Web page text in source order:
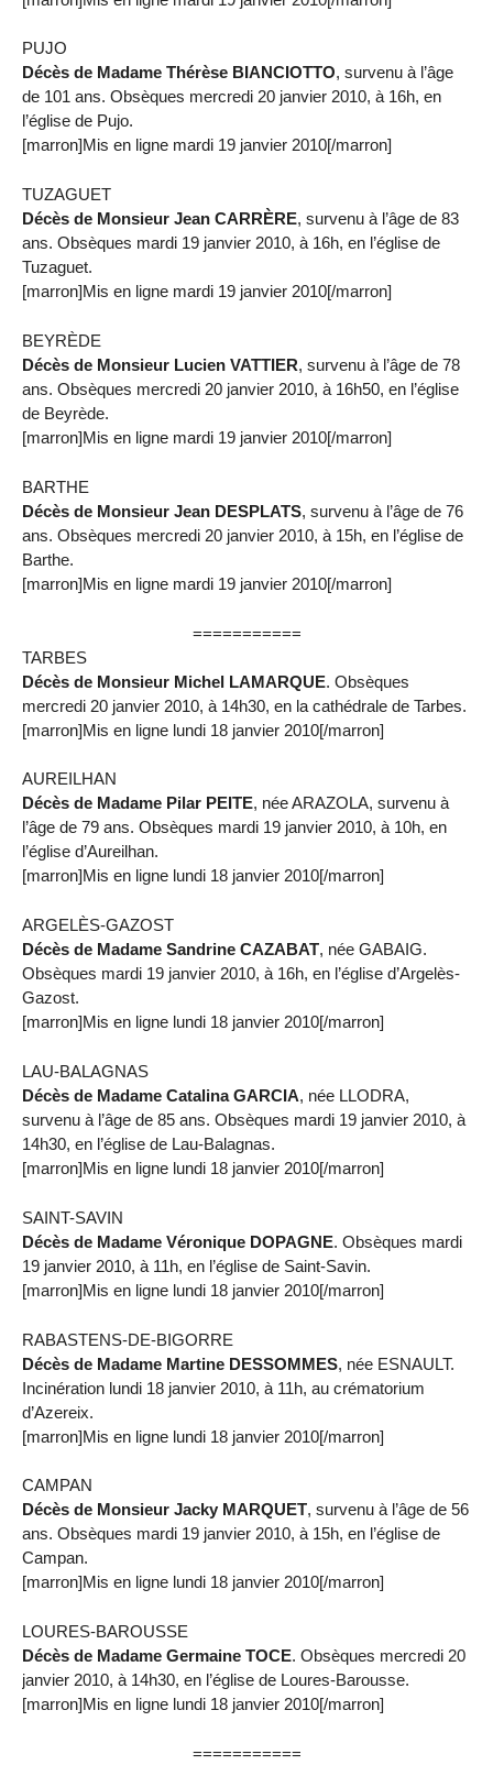
PUJO
Décès de Madame Thérèse BIANCIOTTO, survenu à l’âge
de 101 ans. Obsèques mercredi 20 janvier 2010, à 16h, en
l’église de Pujo.
[marron]Mis en ligne mardi 19 janvier 2010[/marron]
TUZAGUET
Décès de Monsieur Jean CARRÈRE, survenu à l’âge de 83
ans. Obsèques mardi 19 janvier 2010, à 16h, en l’église de
Tuzaguet.
[marron]Mis en ligne mardi 19 janvier 2010[/marron]
BEYRÈDE
Décès de Monsieur Lucien VATTIER, survenu à l’âge de 78
ans. Obsèques mercredi 20 janvier 2010, à 16h50, en l’église
de Beyrède.
[marron]Mis en ligne mardi 19 janvier 2010[/marron]
BARTHE
Décès de Monsieur Jean DESPLATS, survenu à l’âge de 76
ans. Obsèques mercredi 20 janvier 2010, à 15h, en l’église de
Barthe.
[marron]Mis en ligne mardi 19 janvier 2010[/marron]
===========
TARBES
Décès de Monsieur Michel LAMARQUE. Obsèques
mercredi 20 janvier 2010, à 14h30, en la cathédrale de Tarbes.
[marron]Mis en ligne lundi 18 janvier 2010[/marron]
AUREILHAN
Décès de Madame Pilar PEITE, née ARAZOLA, survenu à
l’âge de 79 ans. Obsèques mardi 19 janvier 2010, à 10h, en
l’église d’Aureilhan.
[marron]Mis en ligne lundi 18 janvier 2010[/marron]
ARGELÈS-GAZOST
Décès de Madame Sandrine CAZABAT, née GABAIG.
Obsèques mardi 19 janvier 2010, à 16h, en l’église d’Argelès-
Gazost.
[marron]Mis en ligne lundi 18 janvier 2010[/marron]
LAU-BALAGNAS
Décès de Madame Catalina GARCIA, née LLODRA,
survenu à l’âge de 85 ans. Obsèques mardi 19 janvier 2010, à
14h30, en l’église de Lau-Balagnas.
[marron]Mis en ligne lundi 18 janvier 2010[/marron]
SAINT-SAVIN
Décès de Madame Véronique DOPAGNE. Obsèques mardi
19 janvier 2010, à 11h, en l’église de Saint-Savin.
[marron]Mis en ligne lundi 18 janvier 2010[/marron]
RABASTENS-DE-BIGORRE
Décès de Madame Martine DESSOMMES, née ESNAULT.
Incinération lundi 18 janvier 2010, à 11h, au crématorium
d’Azereix.
[marron]Mis en ligne lundi 18 janvier 2010[/marron]
CAMPAN
Décès de Monsieur Jacky MARQUET, survenu à l’âge de 56
ans. Obsèques mardi 19 janvier 2010, à 15h, en l’église de
Campan.
[marron]Mis en ligne lundi 18 janvier 2010[/marron]
LOURES-BAROUSSE
Décès de Madame Germaine TOCE. Obsèques mercredi 20
janvier 2010, à 14h30, en l’église de Loures-Barousse.
[marron]Mis en ligne lundi 18 janvier 2010[/marron]
===========